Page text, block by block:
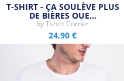
T-SHIRT - ÇA SOULÈVE PLUS
DE BIÈRES QUE…
byTshirt Corner
24,90 €